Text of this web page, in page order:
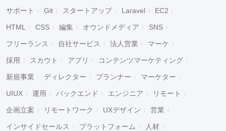
サポート Git スタートアップ Laravel EC2
HTML CSS 編集 オウンドメディア SNS
フリーランス 自社サービス 法人営業 マーケ
採用 スカウト アプリ コンテンツマーケティング
新規事業 ディレクター プランナー マーケター
UIUX 運用 バックエンド エンジニア リモート
企画立案 リモートワーク UXデザイン 営業
インサイドセールス プラットフォーム 人材